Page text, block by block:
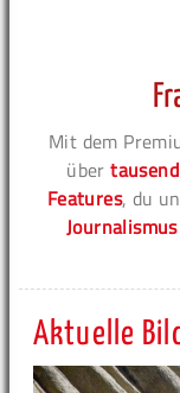
Mit dem
über
Features, du
Journalismus
Aktuelle